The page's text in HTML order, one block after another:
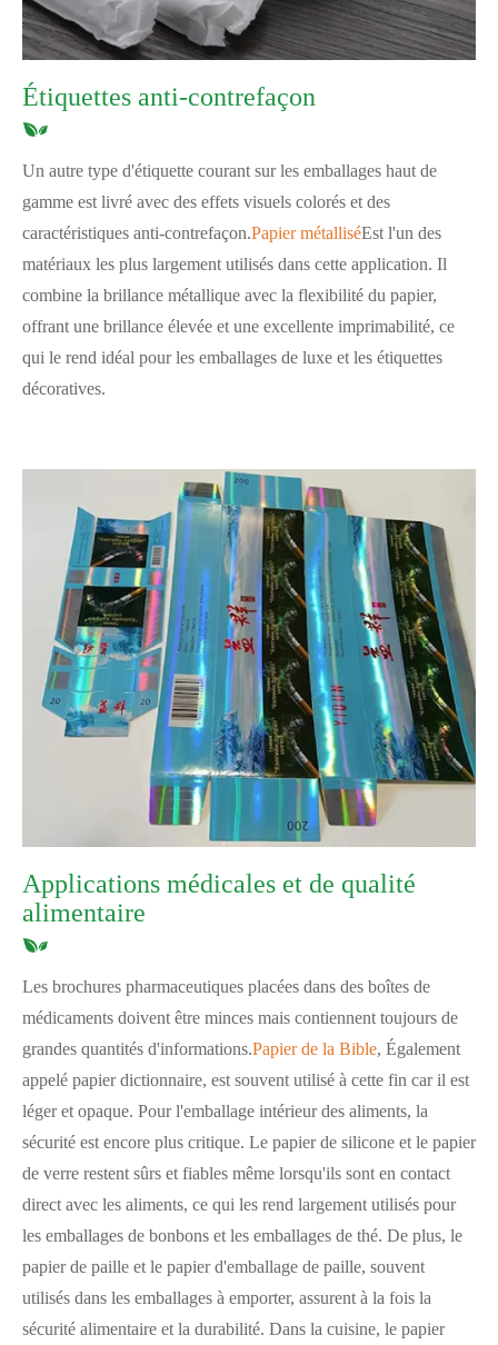
Étiquettes anti-contrefaçon
Un autre type d'étiquette courant sur les emballages haut de
gamme est livré avec des effets visuels colorés et des
caractéristiques anti-contrefaçon.Papier métalliséEst l'un des
matériaux les plus largement utilisés dans cette application. Il
combine la brillance métallique avec la flexibilité du papier,
offrant une brillance élevée et une excellente imprimabilité, ce
qui le rend idéal pour les emballages de luxe et les étiquettes
décoratives.
Applications médicales et de qualité
alimentaire
Les brochures pharmaceutiques placées dans des boîtes de
médicaments doivent être minces mais contiennent toujours de
grandes quantités d'informations.Papier de la Bible, Également
appelé papier dictionnaire, est souvent utilisé à cette fin car il est
léger et opaque. Pour l'emballage intérieur des aliments, la
sécurité est encore plus critique. Le papier de silicone et le papier
de verre restent sûrs et fiables même lorsqu'ils sont en contact
direct avec les aliments, ce qui les rend largement utilisés pour
les emballages de bonbons et les emballages de thé. De plus, le
papier de paille et le papier d'emballage de paille, souvent
utilisés dans les emballages à emporter, assurent à la fois la
sécurité alimentaire et la durabilité. Dans la cuisine, le papier